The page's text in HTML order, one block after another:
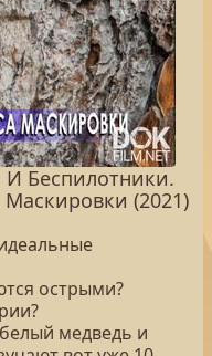
Беспилотники.
(2021)
острыми?
медведь и